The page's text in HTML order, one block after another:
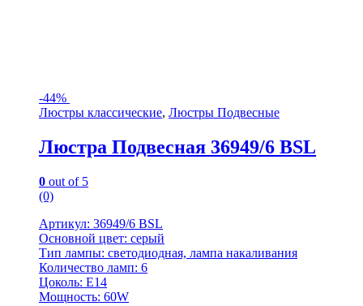
-44%
Люстры классические, Люстры Подвесные
Люстра Подвесная 36949/6 BSL
0 out of 5
(0)
Артикул: 36949/6 BSL
Основной цвет: серый
Тип лампы: светодиодная, лампа накаливания
Количество ламп: 6
Цоколь: Е14
Мощность: 60W